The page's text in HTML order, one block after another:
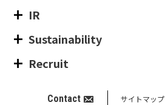
IR
Sustainability
Recruit
Contact サイトマップ